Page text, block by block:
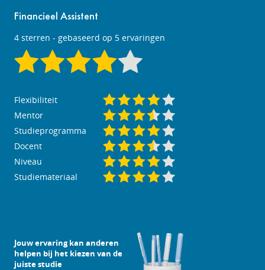
Financieel Assistent
4 sterren - gebaseerd op 5 ervaringen
Flexibiliteit
Mentor
Studieprogramma
Docent
Niveau
Studiemateriaal
Jouw ervaring kan anderen
helpen bij het kiezen van de
juiste studie